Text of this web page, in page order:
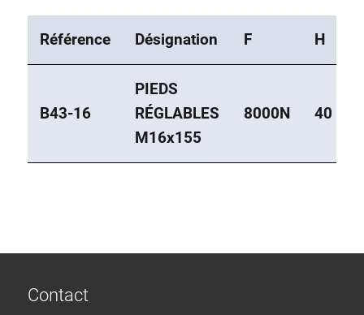
Référence Désignation F H
B43-16
PIEDS
RÉGLABLES
M16x155
8000N 40
Contact